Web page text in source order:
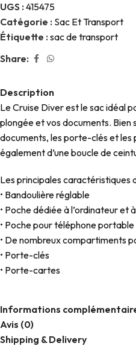
UGS : 415475
Catégorie : Sac Et Transport
Étiquette : sac de transport
Share:
Description
Le Cruise Diver est le sac idéal
plongée et vos documents. Bien
documents, les porte-clés et
également d’une boucle de
Les principales caractéristiques
• Bandoulière réglable
• Poche dédiée à l’ordinateur et
• Poche pour téléphone portable
• De nombreux compartiments
• Porte-clés
• Porte-cartes
Informations
Avis (0)
Shipping & Delivery